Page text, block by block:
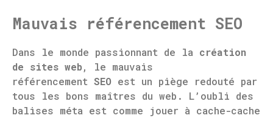
Mauvais référencement SEO
Dans le monde passionnant de la création
de sites web, le mauvais
référencement SEO est un piège redouté par
tous les bons maîtres du web. L’oubli des
balises méta est comme jouer à cache-cache